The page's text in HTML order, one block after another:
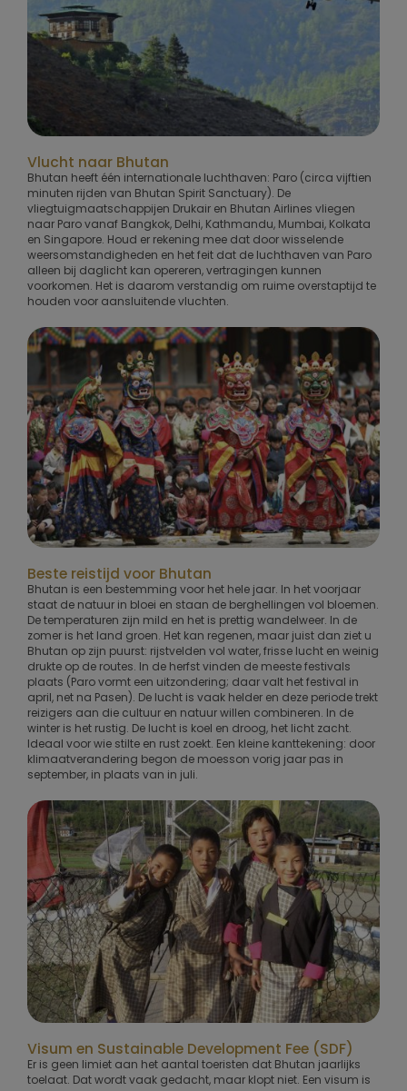
Vlucht naar Bhutan
Bhutan heeft één internationale luchthaven: Paro (circa vijftien
minuten rijden van Bhutan Spirit Sanctuary). De
vliegtuigmaatschappijen Drukair en Bhutan Airlines vliegen
naar Paro vanaf Bangkok, Delhi, Kathmandu, Mumbai, Kolkata
en Singapore. Houd er rekening mee dat door wisselende
weersomstandigheden en het feit dat de luchthaven van Paro
alleen bij daglicht kan opereren, vertragingen kunnen
voorkomen. Het is daarom verstandig om ruime overstaptijd te
houden voor aansluitende vluchten.
Beste reistijd voor Bhutan
Bhutan is een bestemming voor het hele jaar. In het voorjaar
staat de natuur in bloei en staan de berghellingen vol bloemen.
De temperaturen zijn mild en het is prettig wandelweer. In de
zomer is het land groen. Het kan regenen, maar juist dan ziet u
Bhutan op zijn puurst: rijstvelden vol water, frisse lucht en weinig
drukte op de routes. In de herfst vinden de meeste festivals
plaats (Paro vormt een uitzondering; daar valt het festival in
april, net na Pasen). De lucht is vaak helder en deze periode trekt
reizigers aan die cultuur en natuur willen combineren. In de
winter is het rustig. De lucht is koel en droog, het licht zacht.
Ideaal voor wie stilte en rust zoekt. Een kleine kanttekening: door
klimaatverandering begon de moesson vorig jaar pas in
september, in plaats van in juli.
Visum en Sustainable Development Fee (SDF)
Er is geen limiet aan het aantal toeristen dat Bhutan jaarlijks
toelaat. Dat wordt vaak gedacht, maar klopt niet. Een visum is